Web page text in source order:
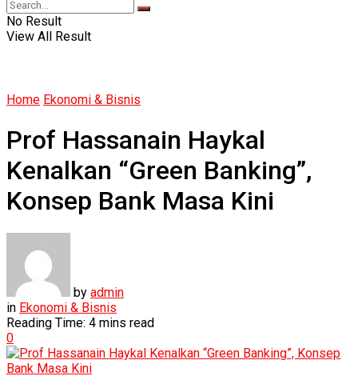
No Result
View All Result
Home Ekonomi & Bisnis
Prof Hassanain Haykal
Kenalkan “Green Banking”,
Konsep Bank Masa Kini
by admin
in Ekonomi & Bisnis
Reading Time: 4 mins read
0